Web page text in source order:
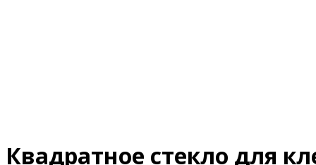
Квадратное стекло для